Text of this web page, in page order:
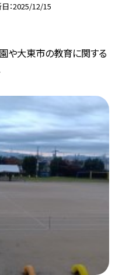
2025/12/15
や大東市の教育に関する